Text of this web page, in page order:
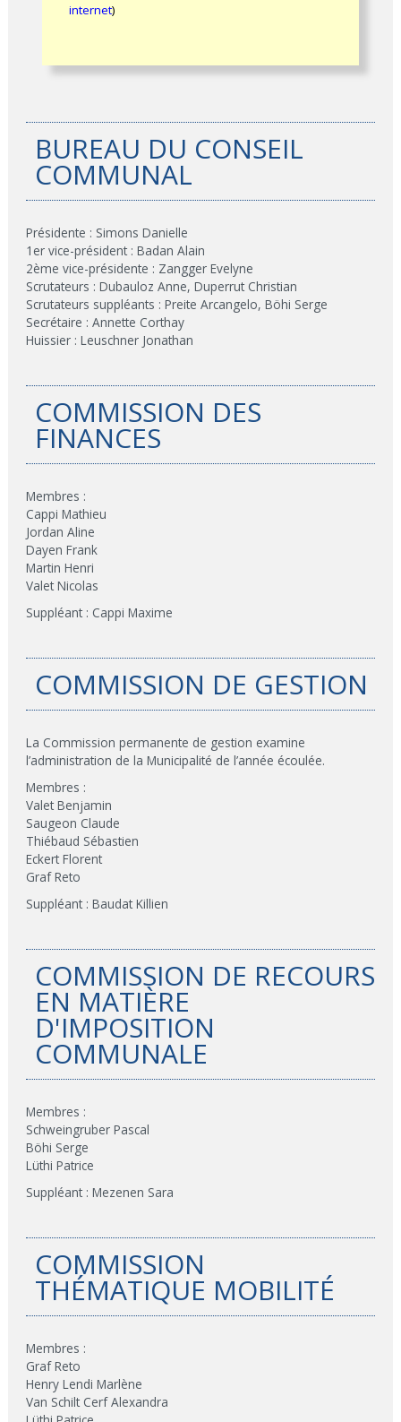
internet)
BUREAU DU CONSEIL
COMMUNAL
Présidente : Simons Danielle
1er vice-président : Badan Alain
2ème vice-présidente : Zangger Evelyne
Scrutateurs : Dubauloz Anne, Duperrut Christian
Scrutateurs suppléants : Preite Arcangelo, Böhi Serge
Secrétaire : Annette Corthay
Huissier : Leuschner Jonathan
COMMISSION DES
FINANCES
Membres :
Cappi Mathieu
Jordan Aline
Dayen Frank
Martin Henri
Valet Nicolas
Suppléant : Cappi Maxime
COMMISSION DE GESTION
La Commission permanente de gestion examine
l’administration de la Municipalité de l’année écoulée.
Membres :
Valet Benjamin
Saugeon Claude
Thiébaud Sébastien
Eckert Florent
Graf Reto
Suppléant : Baudat Killien
COMMISSION DE RECOURS
EN MATIÈRE
D'IMPOSITION
COMMUNALE
Membres :
Schweingruber Pascal
Böhi Serge
Lüthi Patrice
Suppléant : Mezenen Sara
COMMISSION
THÉMATIQUE MOBILITÉ
Membres :
Graf Reto
Henry Lendi Marlène
Van Schilt Cerf Alexandra